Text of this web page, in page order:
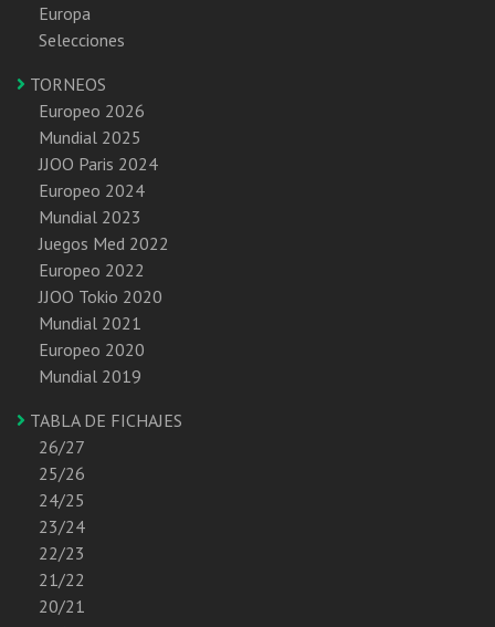
Europa
Selecciones
TORNEOS
Europeo 2026
Mundial 2025
JJOO Paris 2024
Europeo 2024
Mundial 2023
Juegos Med 2022
Europeo 2022
JJOO Tokio 2020
Mundial 2021
Europeo 2020
Mundial 2019
TABLA DE FICHAJES
26/27
25/26
24/25
23/24
22/23
21/22
20/21